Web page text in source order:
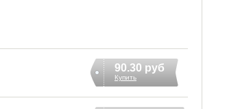
90.30 руб
Купить